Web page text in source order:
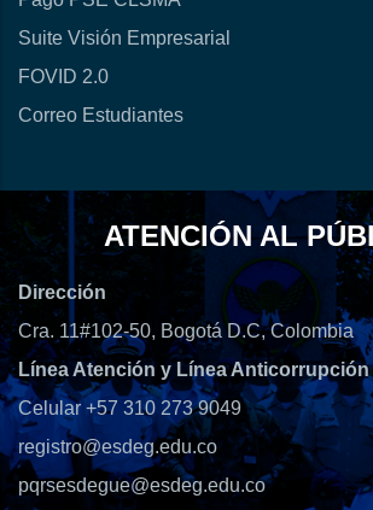
Suite Visión Empresarial
FOVID 2.0
Correo Estudiantes
ATENCIÓN AL
Dirección
Cra. 11#102-50, Bogotá D.C, Colombia
Línea Atención y Línea Anticorrupción
Celular +57 310 273 9049
registro@esdeg.edu.co
pqrsesdegue@esdeg.edu.co